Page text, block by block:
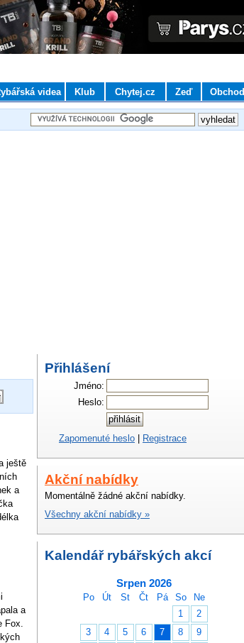
videa Klub Chytej.cz Zeď Obchod
ještě
a
a
Fox.
Přihlášení
Jméno:
Heslo:
Zapomenuté heslo | Registrace
Akční nabídky
Momentálně žádné akční nabídky.
Všechny akční nabídky »
Kalendář rybářských akcí
Srpen 2026
Po Út St Čt Pá So
Ne
1
2
3
4 5 6 7 8
9